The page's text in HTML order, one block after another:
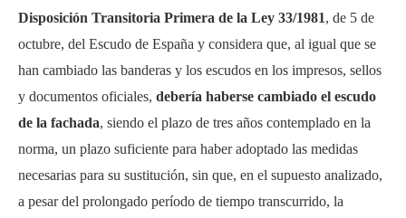
Disposición Transitoria Primera de la Ley 33/1981, de 5 de
octubre, del Escudo de España y considera que, al igual que se
han cambiado las banderas y los escudos en los impresos, sellos
y documentos oficiales, debería haberse cambiado el escudo
de la fachada, siendo el plazo de tres años contemplado en la
norma, un plazo suficiente para haber adoptado las medidas
necesarias para su sustitución, sin que, en el supuesto analizado,
a pesar del prolongado período de tiempo transcurrido, la